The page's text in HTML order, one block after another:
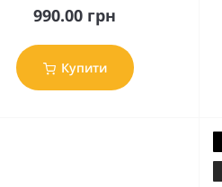
990.00 грн
Купити